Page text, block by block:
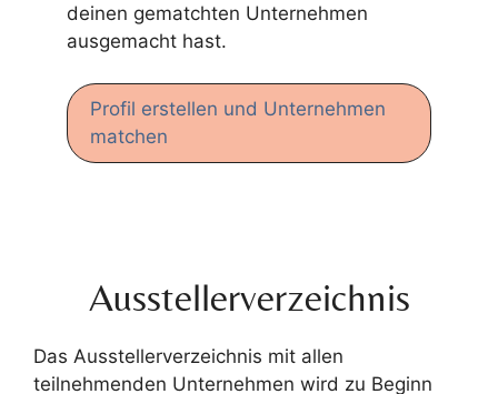
deinen gematchten Unternehmen
ausgemacht hast.
Profil erstellen und Unternehmen
matchen
Ausstellerverzeichnis
Das Ausstellerverzeichnis mit allen
teilnehmenden Unternehmen wird zu Beginn